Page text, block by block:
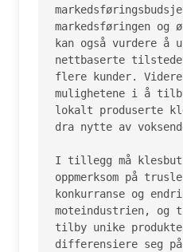
markedsføringen og
kan også vurdere å
nettbaserte
flere kunder.
mulighetene i å
lokalt produserte
dra nytte av
I tillegg må
oppmerksom på
konkurranse og
moteindustrien, og
tilby unike
differensiere seg